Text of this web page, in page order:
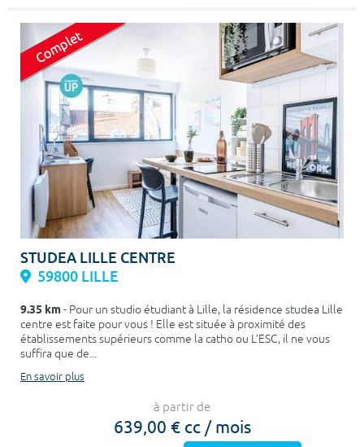
STUDEA LILLE CENTRE
59800 LILLE
9.35 km- Pour un studio étudiant à Lille, la résidence studea Lille
centre est faite pour vous ! Elle est située à proximité des
établissements supérieurs comme la catho ou L’ESC, il ne vous
suffira que de...
En savoir plus
à partir de
639,00 € cc / mois